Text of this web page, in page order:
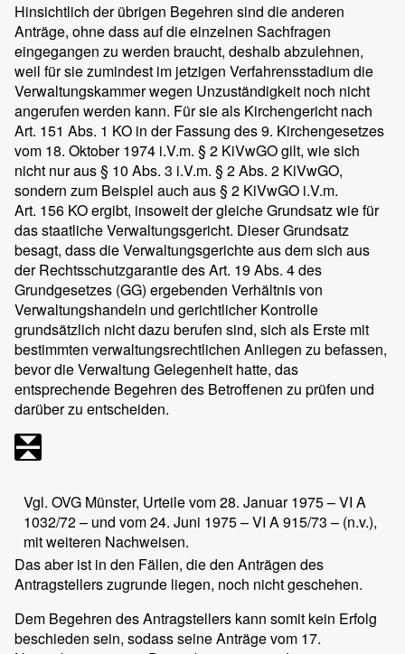
Hinsichtlich der übrigen Begehren sind die anderen
Anträge, ohne dass auf die einzelnen Sachfragen
eingegangen zu werden braucht, deshalb abzulehnen,
weil für sie zumindest im jetzigen Verfahrensstadium die
Verwaltungskammer wegen Unzuständigkeit noch nicht
angerufen werden kann. Für sie als Kirchengericht nach
Art. 151 Abs. 1 KO in der Fassung des 9. Kirchengesetzes
vom 18. Oktober 1974 i.V.m. § 2 KiVwGO gilt, wie sich
nicht nur aus § 10 Abs. 3 i.V.m. § 2 Abs. 2 KiVwGO,
sondern zum Beispiel auch aus § 2 KiVwGO i.V.m.
Art. 156 KO ergibt, insoweit der gleiche Grundsatz wie für
das staatliche Verwaltungsgericht. Dieser Grundsatz
besagt, dass die Verwaltungsgerichte aus dem sich aus
der Rechtsschutzgarantie des Art. 19 Abs. 4 des
Grundgesetzes (GG) ergebenden Verhältnis von
Verwaltungshandeln und gerichtlicher Kontrolle
grundsätzlich nicht dazu berufen sind, sich als Erste mit
bestimmten verwaltungsrechtlichen Anliegen zu befassen,
bevor die Verwaltung Gelegenheit hatte, das
entsprechende Begehren des Betroffenen zu prüfen und
darüber zu entscheiden.
Vgl. OVG Münster, Urteile vom 28. Januar 1975 – VI A
1032/72 – und vom 24. Juni 1975 – VI A 915/73 – (n.v.),
mit weiteren Nachweisen.
Das aber ist in den Fällen, die den Anträgen des
Antragstellers zugrunde liegen, noch nicht geschehen.
Dem Begehren des Antragstellers kann somit kein Erfolg
beschieden sein, sodass seine Anträge vom 17.